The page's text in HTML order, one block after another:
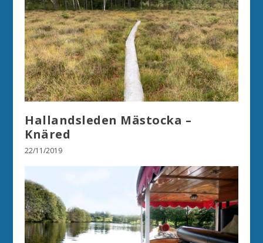
Hallandsleden Mästocka –
Knäred
22/11/2019